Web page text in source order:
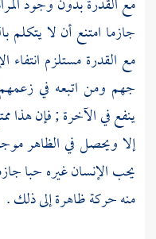
جازما امتنع أن لا يتكلم
مع القدرة مستلزم انتفاء
جهم ومن اتبعه في
ينفع في الآخرة ; فإن هذا
إلا ويحصل في الظاهر
يحب الإنسان غيره حبا
منه حركة ظاهرة إلى ذلك .